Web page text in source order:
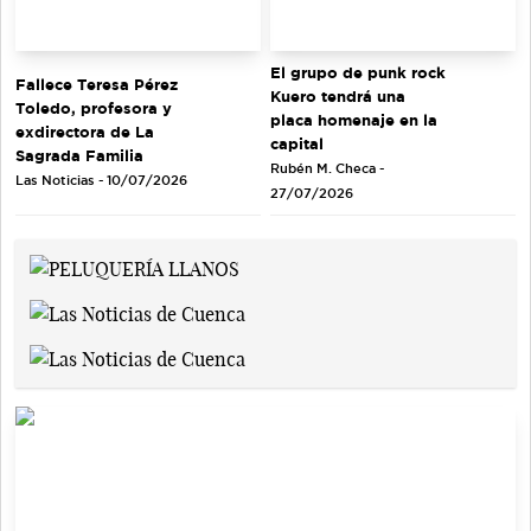
Fallece Teresa Pérez
Toledo, profesora y
exdirectora de La
Sagrada Familia
Las Noticias - 10/07/2026
El grupo de punk rock
Kuero tendrá una
placa homenaje en la
capital
Rubén M. Checa -
27/07/2026